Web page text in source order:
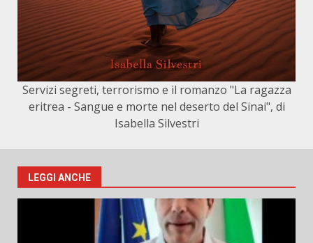
Servizi segreti, terrorismo e il romanzo "La ragazza
eritrea - Sangue e morte nel deserto del Sinai", di
Isabella Silvestri
LEGGI ANCHE